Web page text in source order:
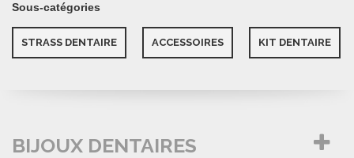
Sous-catégories
STRASS DENTAIRE ACCESSOIRES KIT DENTAIRE
BIJOUX DENTAIRES